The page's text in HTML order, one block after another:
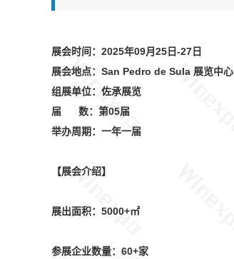
展会时间：2025年09月25日-27日
展会地点：San Pedro de Sula 展览中心
组展单位：佐承展览
届 数：第05届
举办周期：一年一届
【展会介绍】
展出面积：5000+㎡
参展企业数量：60+家